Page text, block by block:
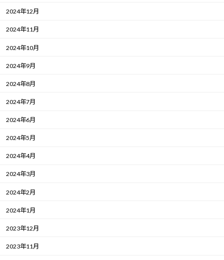
2024年12月
2024年11月
2024年10月
2024年9月
2024年8月
2024年7月
2024年6月
2024年5月
2024年4月
2024年3月
2024年2月
2024年1月
2023年12月
2023年11月